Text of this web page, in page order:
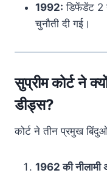
1992: डिफेंडेंट 2
चुनौती दी गई।
सुप्रीम कोर्ट ने
डीड्स?
कोर्ट ने तीन प्रमुख
1962 की नीलामी